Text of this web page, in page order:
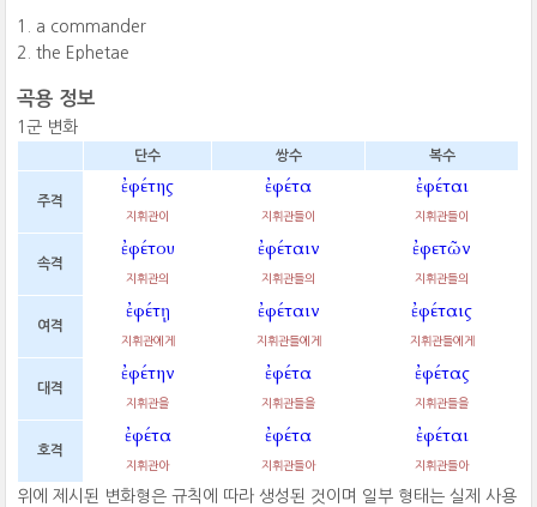
a commander
the Ephetae
곡용 정보
1군 변화
단수 쌍수 복수
주격
ἐφέτης
지휘관이
ἐφέτα
지휘관들이
ἐφέται
지휘관들이
속격
ἐφέτου
지휘관의
ἐφέταιν
지휘관들의
ἐφετῶν
지휘관들의
여격
ἐφέτῃ
지휘관에게
ἐφέταιν
지휘관들에게
ἐφέταις
지휘관들에게
대격
ἐφέτην
지휘관을
ἐφέτα
지휘관들을
ἐφέτας
지휘관들을
호격
ἐφέτα
지휘관아
ἐφέτα
지휘관들아
ἐφέται
지휘관들아
위에 제시된 변화형은 규칙에 따라 생성된 것이며 일부 형태는 실제 사용